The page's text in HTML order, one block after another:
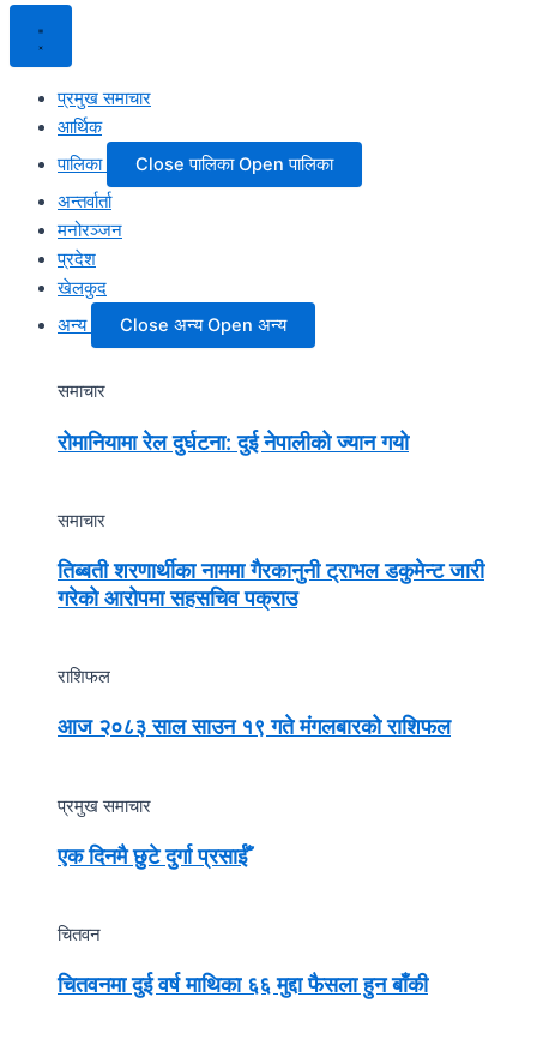
प्रमुख समाचार
आर्थिक
पालिका
Close पालिका Open पालिका
अन्तर्वार्ता
मनोरञ्जन
प्रदेश
खेलकुद
अन्य
Close अन्य Open अन्य
समाचार
रोमानियामा रेल दुर्घटना: दुई नेपालीको ज्यान गयो
समाचार
तिब्बती शरणार्थीका नाममा गैरकानुनी ट्राभल डकुमेन्ट जारी
गरेको आरोपमा सहसचिव पक्राउ
राशिफल
आज २०८३ साल साउन १९ गते मंगलबारको राशिफल
प्रमुख समाचार
एक दिनमै छुटे दुर्गा प्रसाईँ
चितवन
चितवनमा दुई वर्ष माथिका ६६ मुद्दा फैसला हुन बाँकी